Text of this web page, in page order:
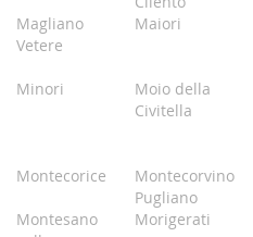
Magliano
Vetere
Maiori
Minori
Moio della
Civitella
Montecorice
Montecorvino
Pugliano
Montesano
Morigerati